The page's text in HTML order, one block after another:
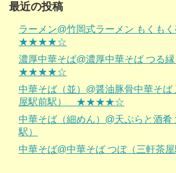
最近の投稿
ラーメン@竹岡式ラーメン もくも
★★★★☆
濃厚中華そば@濃厚中華そば つる
★★★★☆
中華そば（並）@醤油豚骨中華そば
屋駅前駅） ★★★★☆
中華そば（細めん）@天ぷらと酒肴
駅）
中華そば@中華そば つぼ（三